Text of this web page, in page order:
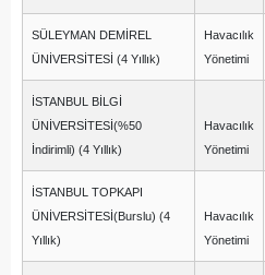
SÜLEYMAN DEMİREL
ÜNİVERSİTESİ (4 Yıllık)
Havacılık
Yönetimi
İSTANBUL BİLGİ
ÜNİVERSİTESİ(%50
İndirimli) (4 Yıllık)
Havacılık
Yönetimi
İSTANBUL TOPKAPI
ÜNİVERSİTESİ(Burslu) (4
Yıllık)
Havacılık
Yönetimi